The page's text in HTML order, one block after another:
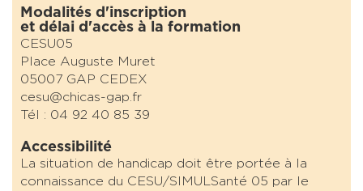
Modalités d'inscription
et délai d'accès à la formation
CESU05
Place Auguste Muret
05007 GAP CEDEX
cesu@chicas-gap.fr
Tél : 04 92 40 85 39
Accessibilité
La situation de handicap doit être portée à la
connaissance du CESU/SIMULSanté 05 par le